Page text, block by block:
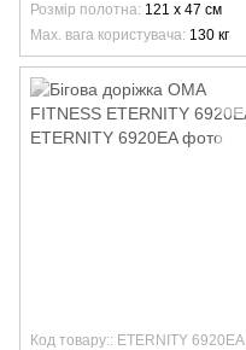
Розмір полотна 121 х 47 см
Max. вага користувача 130 кг
Код товару:: ETERNITY 6920EA